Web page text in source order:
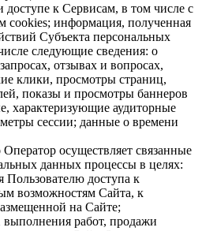
доступе к Сервисам, в том числе с
cookies; информация, полученная
Субъекта персональных
следующие сведения: о
отзывах и вопросах,
клики, просмотры страниц,
показы и просмотры баннеров
характеризующие аудиторные
сессии; данные о времени
осуществляет связанные
данных процессы в целях:
Пользователю доступа к
возможностям Сайта, к
на Сайте;
выполнения работ, продажи